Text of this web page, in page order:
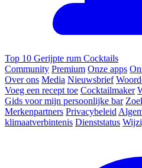
Top 10 Gerijpte rum Cocktails
Community Premium Onze apps
Over ons Media Nieuwsbrief
Voeg een recept toe Cocktailmaker
Gids voor mijn persoonlijke bar
Merkenpartners Privacybeleid
klimaatverbintenis Dienststatus